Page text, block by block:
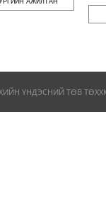
АЖИЛТАН
ҮНДЭСНИЙ ТӨВ